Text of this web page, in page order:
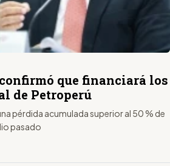
que financiará los
de Petroperú
pérdida acumulada superior al 50 % de
pasado